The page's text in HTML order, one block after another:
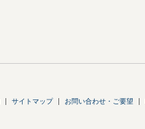
サイトマップ お問い合わせ・ご要望